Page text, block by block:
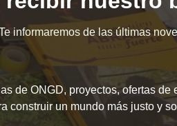
informaremos de las últimas
de ONGD, proyectos, ofertas
construir un mundo más justo y